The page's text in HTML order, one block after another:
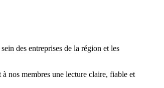
sein des entreprises de la région et les
nos membres une lecture claire, fiable et